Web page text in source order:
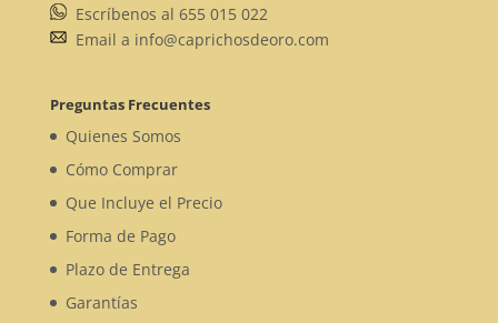
Escríbenos al 655 015 022
Email a info@caprichosdeoro.com
Preguntas Frecuentes
Quienes Somos
Cómo Comprar
Que Incluye el Precio
Forma de Pago
Plazo de Entrega
Garantías